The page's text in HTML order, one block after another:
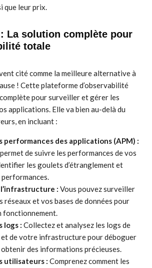
que leur prix.
La solution complète pour
totale
cité comme la meilleure alternative à
! Cette plateforme d’observabilité
pour surveiller et gérer les
applications. Elle va bien au-delà du
en incluant :
performances des applications (APM) :
de suivre les performances de vos
les goulets d’étranglement et
performances.
: Vous pouvez surveiller
réseaux et vos bases de données pour
fonctionnement.
logs : Collectez et analysez les logs de
de votre infrastructure pour déboguer
des informations précieuses.
utilisateurs : Comprenez comment les